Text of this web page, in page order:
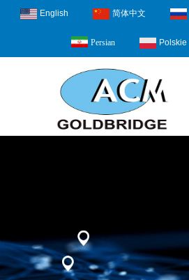
English 简体中文
Persian Polskie